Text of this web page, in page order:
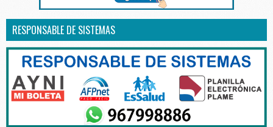
RESPONSABLE DE SISTEMAS